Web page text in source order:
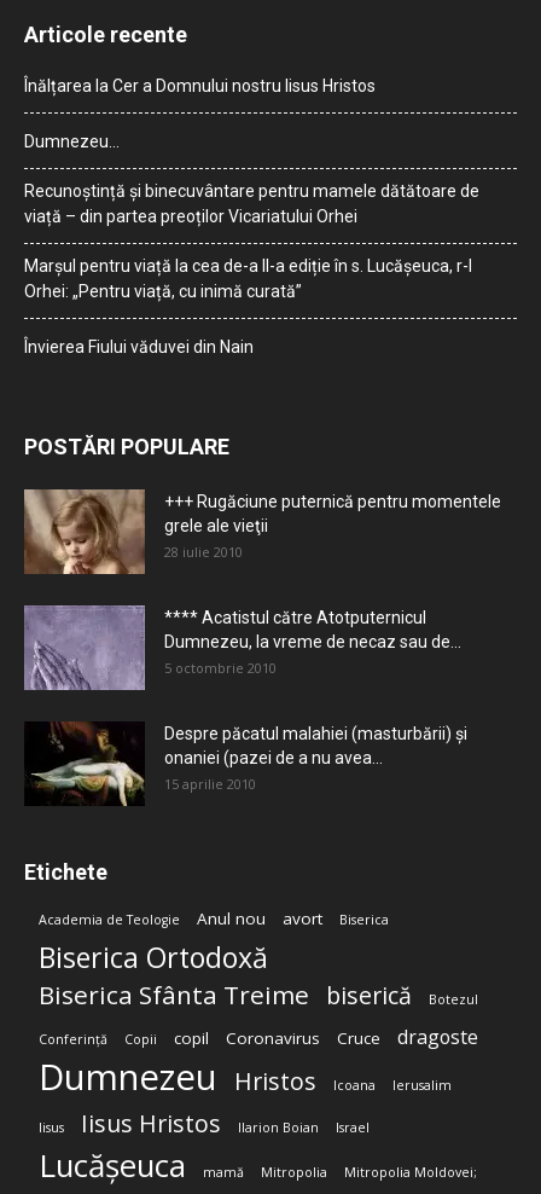
Articole recente
Înălțarea la Cer a Domnului nostru Iisus Hristos
Dumnezeu…
Recunoștință și binecuvântare pentru mamele dătătoare de
viață – din partea preoților Vicariatului Orhei
Marșul pentru viață la cea de-a II-a ediție în s. Lucășeuca, r-l
Orhei: „Pentru viață, cu inimă curată”
Învierea Fiului văduvei din Nain
POSTĂRI POPULARE
+++ Rugăciune puternică pentru momentele
grele ale vieţii
28 iulie 2010
**** Acatistul către Atotputernicul
Dumnezeu, la vreme de necaz sau de...
5 octombrie 2010
Despre păcatul malahiei (masturbării) şi
onaniei (pazei de a nu avea...
15 aprilie 2010
Etichete
Academia de Teologie Anul nou avort Biserica
Biserica Ortodoxă
Biserica Sfânta Treime biserică Botezul
Conferință Copii copil Coronavirus Cruce dragoste
Dumnezeu Hristos Icoana Ierusalim
Iisus Iisus Hristos Ilarion Boian Israel
Lucășeuca mamă Mitropolia Mitropolia Moldovei;